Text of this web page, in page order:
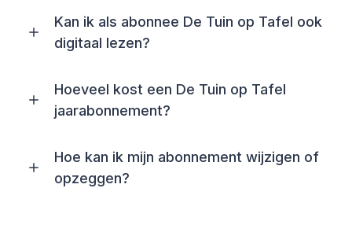
Kan ik als abonnee De Tuin op Tafel ook
digitaal lezen?
Hoeveel kost een De Tuin op Tafel
jaarabonnement?
Hoe kan ik mijn abonnement wijzigen of
opzeggen?